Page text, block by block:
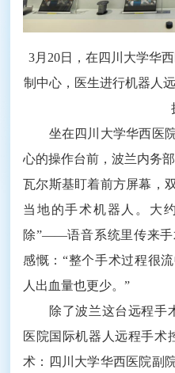
3月20日，在四川大学华
制中心，医生进行机器人
坐在四川大学华西医
心的操作台前，波兰内务
瓦尔斯基盯着前方屏幕，
当地的手术机器人。大
除”——语音系统里传来手
感慨：“整个手术过程很
人出血量也更少。”
除了波兰这台远程手术
医院国际机器人远程手术
术：四川大学华西医院副